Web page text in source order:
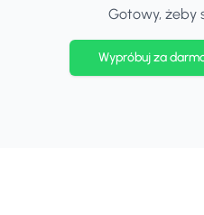
Gotowy, żeby
Wypróbuj za